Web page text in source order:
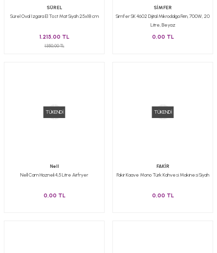
SÜREL
Sürel Oval Izgara El Tost Mat Siyah 25x18 cm
1.215,00 TL
1.350,00 TL
SİMFER
Simfer SK 4602 Dijital Mikrodalga Fırın, 700W, 20
Litre, Beyaz
0,00 TL
TÜKENDİ
Nell
Nell Cam Hazneli 4,5 Litre Airfryer
0,00 TL
TÜKENDİ
FAKİR
Fakir Kaave Mono Türk Kahvesi Makinesi Siyah
0,00 TL